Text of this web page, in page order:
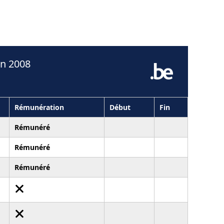
2008
Rémunération Début Fin
Rémunéré
Rémunéré
Rémunéré